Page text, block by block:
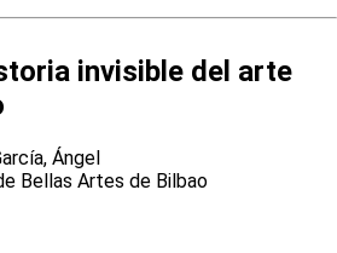
invisible del arte
Ángel
Bellas Artes de Bilbao